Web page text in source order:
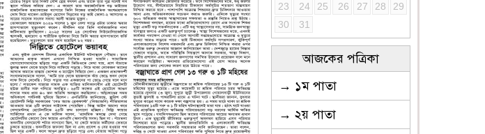
23
24 25 26 27 28
29
30
31
আজকের পত্রিকা
→ ১ম পাতা
→ ২য় পাতা